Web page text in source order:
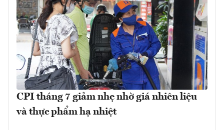
CPI tháng 7 giảm nhẹ nhờ giá nhiên liệu
và thực phẩm hạ nhiệt